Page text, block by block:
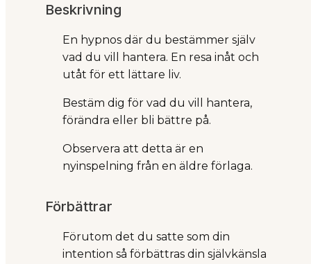
Beskrivning
En hypnos där du bestämmer själv
vad du vill hantera. En resa inåt och
utåt för ett lättare liv.
Bestäm dig för vad du vill hantera,
förändra eller bli bättre på.
Observera att detta är en
nyinspelning från en äldre förlaga.
Förbättrar
Förutom det du satte som din
intention så förbättras din självkänsla